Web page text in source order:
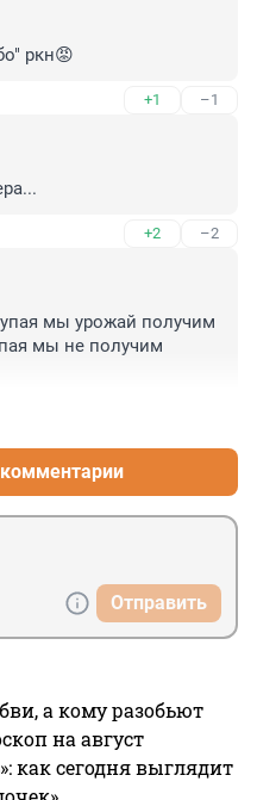
ркн😡
+1 –1
+2 –2
мы урожай получим
мы не получим
Отправить
а кому разобьют
на август
как сегодня выглядит